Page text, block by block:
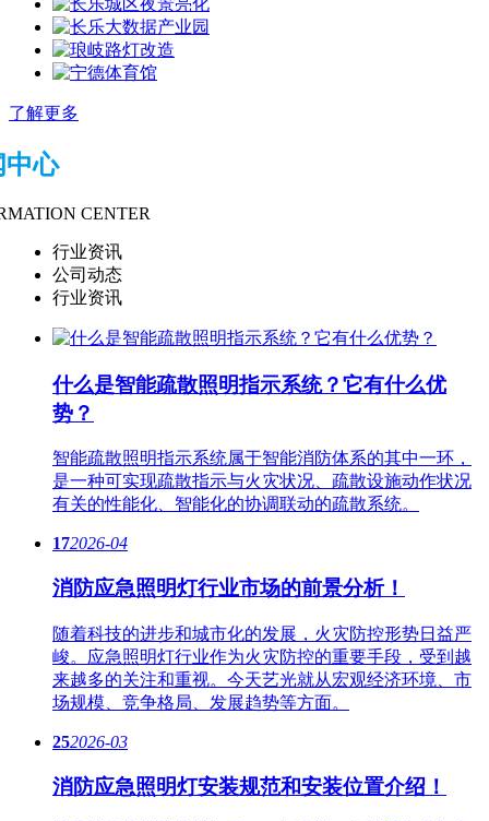
了解更多
中心
CENTER
行业资讯
公司动态
行业资讯
什么是智能疏散​照明指示系统？它有什么优
势？
智能疏散​照明指示系统属于智能消防体系的其中一环，
是一种可实现疏散指示与火灾状况、疏散设施动作状况
有关的性能化、智能化的协调联动的疏散系统。
172026-04
消防应急照明灯行业市场的前景分析！
随着科技的进步和城市化的发展，火灾防控形势日益严
峻。应急​照明灯行业作为火灾防控的重要手段，受到越
来越多的关注和重视。今天艺光就从宏观经济环境、市
场规模、竞争格局、发展趋势等方面。
252026-03
消防应急照明灯安装规范和安装位置介绍！